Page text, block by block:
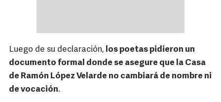
Luego de su declaración, los poetas pidieron un
documento formal donde se asegure que la Casa
de Ramón López Velarde no cambiará de nombre ni
de vocación.